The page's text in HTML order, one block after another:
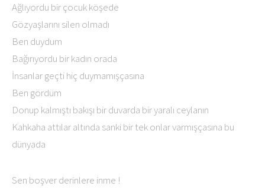
Ağlıyordu bir çocuk köşede
Gözyaşlarını silen olmadı
Ben duydum
Bağırıyordu bir kadın orada
İnsanlar geçti hiç duymamışçasına
Ben gördüm
Donup kalmıştı bakışı bir duvarda bir yaralı ceylanın
Kahkaha attılar altında sanki bir tek onlar varmışçasına bu
dünyada
Sen boşver derinlere inme !